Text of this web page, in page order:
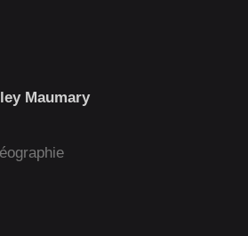
Maumary